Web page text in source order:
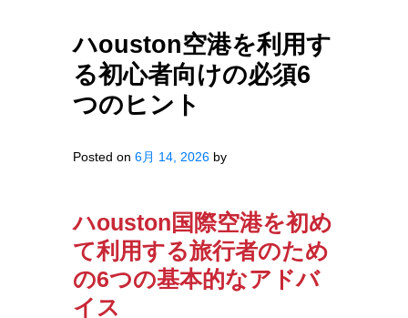
ハouston空港を利用す
る初心者向けの必須6
つのヒント
Posted on 6月 14, 2026 by
ハouston国際空港を初め
て利用する旅行者のため
の6つの基本的なアドバ
イス